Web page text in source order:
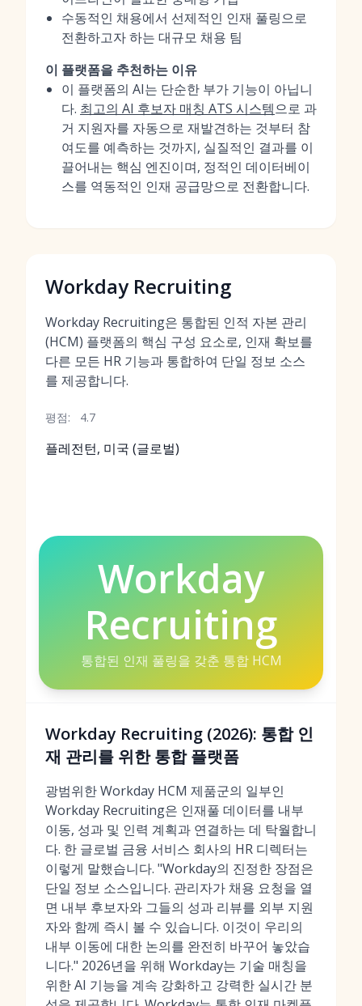
수동적인 채용에서 선제적인 인재 풀링으로
전환하고자 하는 대규모 채용 팀
이 플랫폼을 추천하는 이유
이 플랫폼의 AI는 단순한 부가 기능이 아닙니
다. 최고의 AI 후보자 매칭 ATS 시스템으로 과
거 지원자를 자동으로 재발견하는 것부터 참
여도를 예측하는 것까지, 실질적인 결과를 이
끌어내는 핵심 엔진이며, 정적인 데이터베이
스를 역동적인 인재 공급망으로 전환합니다.
Workday Recruiting
Workday Recruiting은 통합된 인적 자본 관리
(HCM) 플랫폼의 핵심 구성 요소로, 인재 확보를
다른 모든 HR 기능과 통합하여 단일 정보 소스
를 제공합니다.
평점: 4.7
플레전턴, 미국 (글로벌)
Workday
Recruiting
통합된 인재 풀링을 갖춘 통합 HCM
Workday Recruiting (2026): 통합 인
재 관리를 위한 통합 플랫폼
광범위한 Workday HCM 제품군의 일부인
Workday Recruiting은 인재풀 데이터를 내부
이동, 성과 및 인력 계획과 연결하는 데 탁월합니
다. 한 글로벌 금융 서비스 회사의 HR 디렉터는
이렇게 말했습니다. "Workday의 진정한 장점은
단일 정보 소스입니다. 관리자가 채용 요청을 열
면 내부 후보자와 그들의 성과 리뷰를 외부 지원
자와 함께 즉시 볼 수 있습니다. 이것이 우리의
내부 이동에 대한 논의를 완전히 바꾸어 놓았습
니다." 2026년을 위해 Workday는 기술 매칭을
위한 AI 기능을 계속 강화하고 강력한 실시간 분